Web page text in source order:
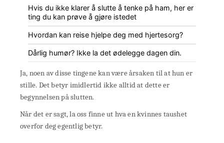
Hvis du ikke klarer å slutte å tenke på ham, her er
ting du kan prøve å gjøre istedet
Hvordan kan reise hjelpe deg med hjertesorg?
Dårlig humør? Ikke la det ødelegge dagen din.
Ja, noen av disse tingene kan være årsaken til at hun er
stille. Det betyr imidlertid ikke alltid at dette er
begynnelsen på slutten.
Når det er sagt, la oss finne ut hva en kvinnes taushet
overfor deg egentlig betyr.